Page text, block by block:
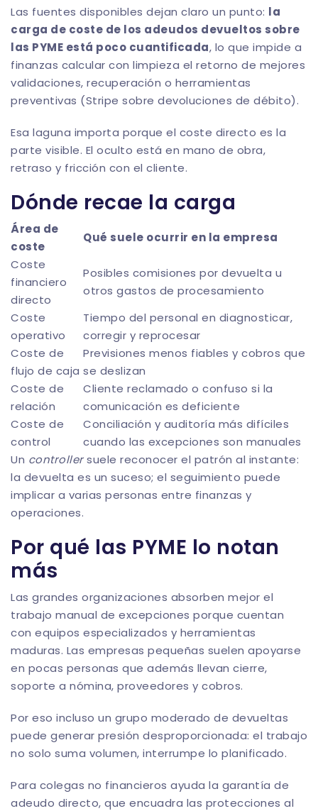
Las fuentes disponibles dejan claro un punto: la
carga de coste de los adeudos devueltos sobre
las PYME está poco cuantificada, lo que impide a
finanzas calcular con limpieza el retorno de mejores
validaciones, recuperación o herramientas
preventivas (Stripe sobre devoluciones de débito).
Esa laguna importa porque el coste directo es la
parte visible. El oculto está en mano de obra,
retraso y fricción con el cliente.
Dónde recae la carga
Área de
coste
Qué suele ocurrir en la empresa
Coste
financiero
directo
Posibles comisiones por devuelta u
otros gastos de procesamiento
Coste
operativo
Tiempo del personal en diagnosticar,
corregir y reprocesar
Coste de
flujo de caja
Previsiones menos fiables y cobros que
se deslizan
Coste de
relación
Cliente reclamado o confuso si la
comunicación es deficiente
Coste de
control
Conciliación y auditoría más difíciles
cuando las excepciones son manuales
Un controllersuele reconocer el patrón al instante:
la devuelta es un suceso; el seguimiento puede
implicar a varias personas entre finanzas y
operaciones.
Por qué las PYME lo notan
más
Las grandes organizaciones absorben mejor el
trabajo manual de excepciones porque cuentan
con equipos especializados y herramientas
maduras. Las empresas pequeñas suelen apoyarse
en pocas personas que además llevan cierre,
soporte a nómina, proveedores y cobros.
Por eso incluso un grupo moderado de devueltas
puede generar presión desproporcionada: el trabajo
no solo suma volumen, interrumpe lo planificado.
Para colegas no financieros ayuda la garantía de
adeudo directo, que encuadra las protecciones al